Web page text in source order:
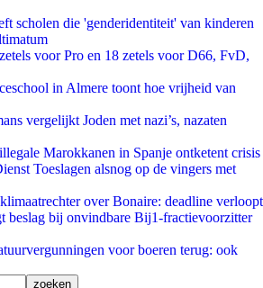
scholen die 'genderidentiteit' van kinderen
voor Pro en 18 zetels voor D66, FvD,
in Almere toont hoe vrijheid van
vergelijkt Joden met nazi’s, nazaten
Marokkanen in Spanje ontketent crisis
Toeslagen alsnog op de vingers met
over Bonaire: deadline verloopt
beslag bij onvindbare Bij1-fractievoorzitter
voor boeren terug: ook